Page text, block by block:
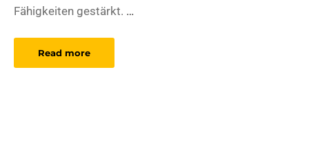
Fähigkeiten gestärkt. …
Read more